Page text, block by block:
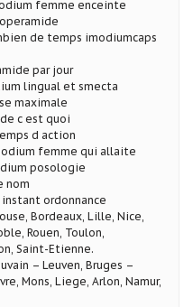
femme enceinte
de temps imodiumcaps
par jour
lingual et smecta
maximale
c est quoi
d action
femme qui allaite
posologie
nom
ordonnance
Bordeaux, Lille, Nice,
Rouen, Toulon,
Saint-Etienne.
– Leuven, Bruges –
Mons, Liege, Arlon, Namur,